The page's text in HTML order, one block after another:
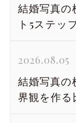
結婚写真
ト5ステッ
2026.08.05
結婚写真
界観を作る